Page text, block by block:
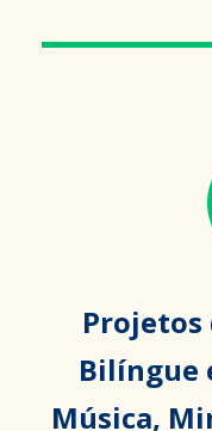
Projetos
Bilíngue
Música,